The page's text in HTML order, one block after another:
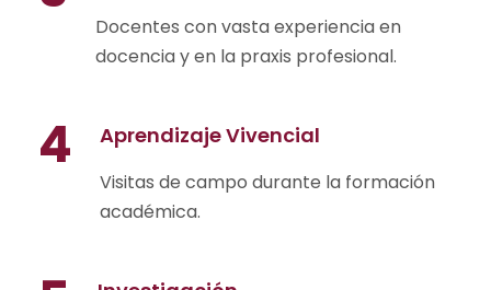
Docentes con vasta experiencia en
docencia y en la praxis profesional.
4 Aprendizaje Vivencial
Visitas de campo durante la formación
académica.